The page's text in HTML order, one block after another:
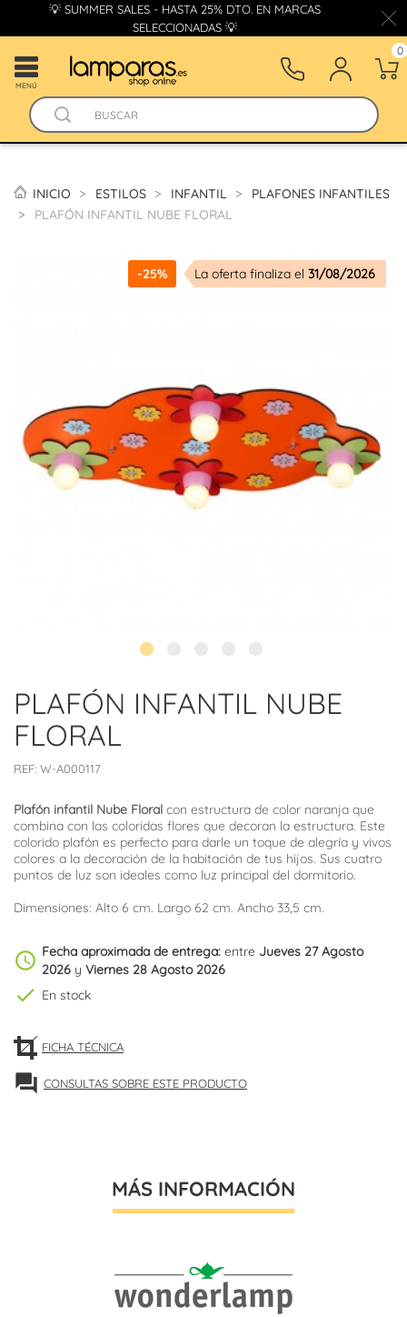
💡 SUMMER SALES - HASTA 25% DTO. EN MARCAS
SELECCIONADAS 💡
MENÚ
0
INICIO ESTILOS INFANTIL
PLAFONES INFANTILES
PLAFÓN INFANTIL NUBE FLORAL
-25% La oferta finaliza el 31/08/2026
PLAFÓN INFANTIL NUBE
FLORAL
REF: W-A000117
Plafón infantil Nube Floral con estructura de color naranja que
combina con las coloridas flores que decoran la estructura. Este
colorido plafón es perfecto para darle un toque de alegría y vivos
colores a la decoración de la habitación de tus hijos. Sus cuatro
puntos de luz son ideales como luz principal del dormitorio.
Dimensiones: Alto 6 cm. Largo 62 cm. Ancho 33,5 cm.
schedule Fecha aproximada de entrega: entre Jueves 27 Agosto
2026 y Viernes 28 Agosto 2026
check En stock
FICHA TÉCNICA
forum CONSULTAS SOBRE ESTE PRODUCTO
MÁS INFORMACIÓN